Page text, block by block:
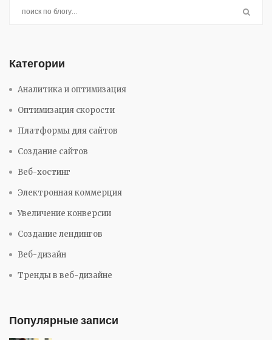
Категории
Аналитика и оптимизация
Оптимизация скорости
Платформы для сайтов
Создание сайтов
Веб-хостинг
Электронная коммерция
Увеличение конверсии
Создание лендингов
Веб-дизайн
Тренды в веб-дизайне
Популярные записи